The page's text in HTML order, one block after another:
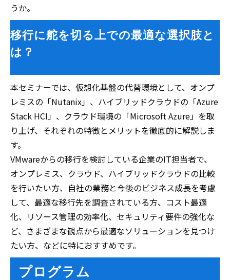
うか。
移行に舵を切る上での最適な選択肢と
は？
本セミナーでは、仮想化基盤の代替環境として、オンプ
レミスの「Nutanix」、ハイブリッドクラウドの「Azure
Stack HCI」、クラウド環境の「Microsoft Azure」を取
り上げ、それぞれの特徴とメリットを徹底的に解説しま
す。
VMwareからの移行を検討している企業のIT担当者で、
オンプレミス、クラウド、ハイブリッドクラウドの比較
を行いたい方、自社の業務と今後のビジネス成長を考慮
して、最適な移行先を調査されている方、コスト最適
化、リソース管理の効率化、セキュリティ要件の強化な
ど、さまざまな観点から最適なソリューションを見つけ
たい方、などに特におすすめです。
プログラム